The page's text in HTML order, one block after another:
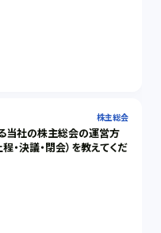
株主総会
当社の株主総会の運営方
・決議・閉会）を教えてくだ